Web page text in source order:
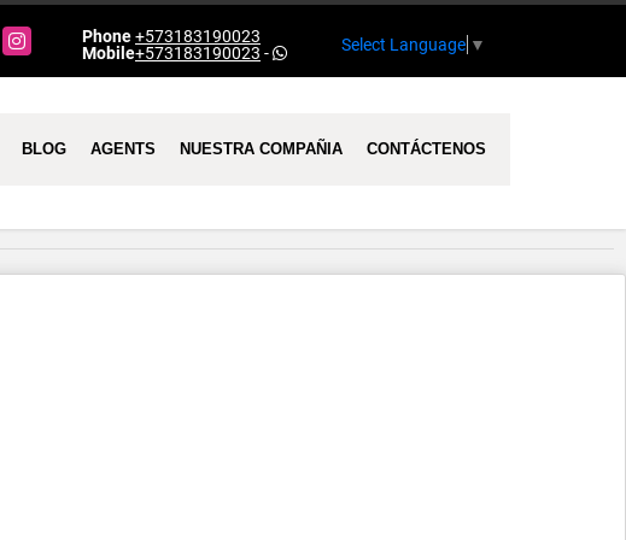
Instagram Phone+573183190023
Mobile+573183190023 - Select Language ▼
BLOG AGENTS NUESTRA COMPAÑIA CONTÁCTENOS